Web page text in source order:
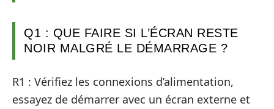
Q1 : QUE FAIRE SI L’ÉCRAN RESTE
NOIR MALGRÉ LE DÉMARRAGE ?
R1 : Vérifiez les connexions d’alimentation,
essayez de démarrer avec un écran externe et